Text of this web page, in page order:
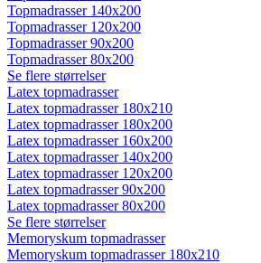
Topmadrasser 140x200
Topmadrasser 120x200
Topmadrasser 90x200
Topmadrasser 80x200
Se flere størrelser
Latex topmadrasser
Latex topmadrasser 180x210
Latex topmadrasser 180x200
Latex topmadrasser 160x200
Latex topmadrasser 140x200
Latex topmadrasser 120x200
Latex topmadrasser 90x200
Latex topmadrasser 80x200
Se flere størrelser
Memoryskum topmadrasser
Memoryskum topmadrasser 180x210